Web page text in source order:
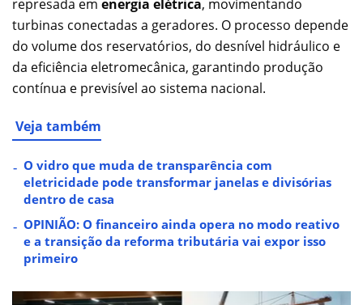
represada em energia elétrica, movimentando
turbinas conectadas a geradores. O processo depende
do volume dos reservatórios, do desnível hidráulico e
da eficiência eletromecânica, garantindo produção
contínua e previsível ao sistema nacional.
Veja também
O vidro que muda de transparência com
eletricidade pode transformar janelas e divisórias
dentro de casa
OPINIÃO: O financeiro ainda opera no modo reativo
e a transição da reforma tributária vai expor isso
primeiro